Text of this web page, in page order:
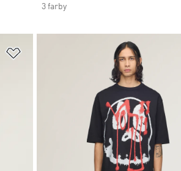
3 farby
Pridať do zoznamu želaných položiek